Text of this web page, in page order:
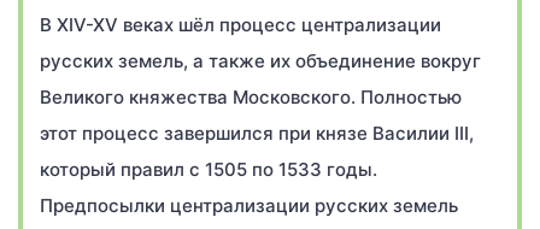
В XIV-XV веках шёл процесс централизации
русских земель, а также их объединение вокруг
Великого княжества Московского. Полностью
этот процесс завершился при князе Василии III,
который правил с 1505 по 1533 годы.
Предпосылки централизации русских земель